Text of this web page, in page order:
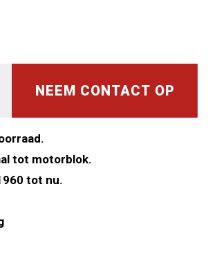
NEEM CONTACT OP
tot motorblok.
tot nu.